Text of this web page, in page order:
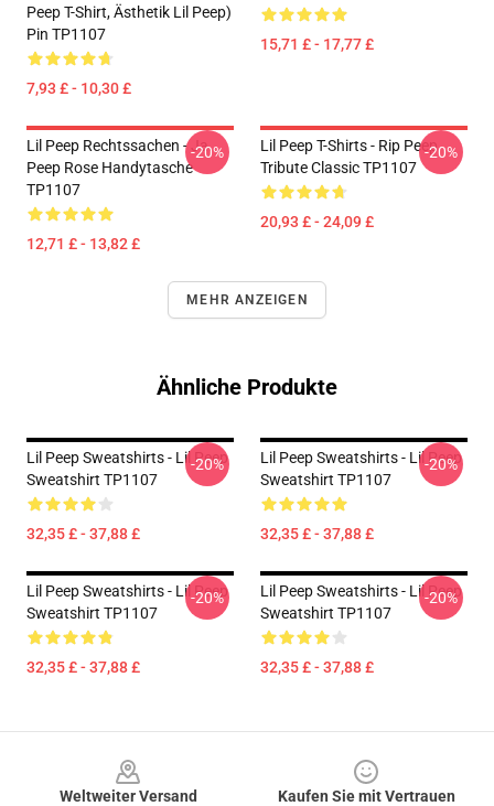
Peep T-Shirt, Ästhetik Lil Peep)
Pin TP1107
7,93 £ - 10,30 £
15,71 £ - 17,77 £
Lil Peep Rechtssachen - Ja.
Peep Rose Handytasche
TP1107
12,71 £ - 13,82 £
-20%
Lil Peep T-Shirts - Rip Peep
Tribute Classic TP1107
20,93 £ - 24,09 £
-20%
MEHR ANZEIGEN
Ähnliche Produkte
Lil Peep Sweatshirts - Lil Peep
Sweatshirt TP1107
32,35 £ - 37,88 £
-20%
Lil Peep Sweatshirts - Lil Peep
Sweatshirt TP1107
32,35 £ - 37,88 £
-20%
Lil Peep Sweatshirts - Lil Peep
Sweatshirt TP1107
32,35 £ - 37,88 £
-20%
Lil Peep Sweatshirts - Lil Peep
Sweatshirt TP1107
32,35 £ - 37,88 £
-20%
Weltweiter Versand
Kaufen Sie mit Vertrauen